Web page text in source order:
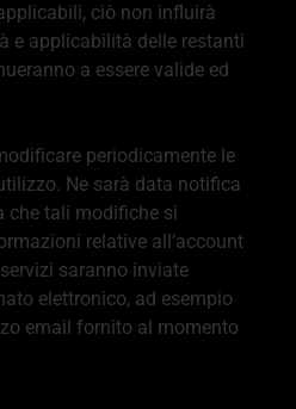
ciò non influirà
e applicabilità delle restanti
a essere valide ed
periodicamente le
Ne sarà data notifica
che tali modifiche si
relative all’account
saranno inviate
elettronico, ad esempio
email fornito al momento